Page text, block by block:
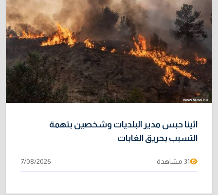
اثينا حبس مدير البلديات وشخصين بتهمة
التسبب بحريق الغابات
31 مشاهدة 7/08/2026